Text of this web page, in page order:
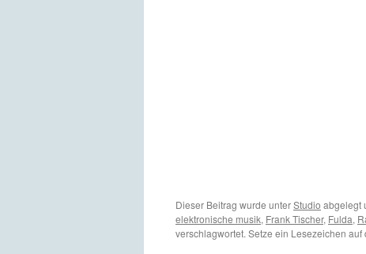
Dieser Beitrag wurde unterStudio abgelegt
elektronische musik, Frank Tischer, Fulda,
verschlagwortet. Setze ein Lesezeichen auf